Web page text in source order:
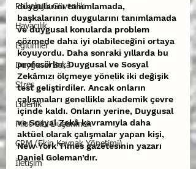
Psikolojik Güvenlik
Havacılık
Eğitimler
Duygusal Zekâ
Stres
Liderlik
Pilot Gibi Düşünmek
CRM (Ekip Kaynak Yönetimi)
İletişim
duygularını tanımlamada,
başkalarının duygularını tanımlamada
ve duygusal konularda problem
çözmede daha iyi olabileceğini ortaya
koyuyordu. Daha sonraki yıllarda bu
profesörler, Duygusal ve Sosyal
Zekâmızı ölçmeye yönelik iki değişik
test geliştirdiler. Ancak onların
çalışmaları genellikle akademik çevre
içinde kaldı. Onların yerine, Duygusal
ve Sosyal Zekâ kavramıyla daha
aktüel olarak çalışmalar yapan kişi,
New York Times gazetesinin yazarı
Daniel Goleman’dır.